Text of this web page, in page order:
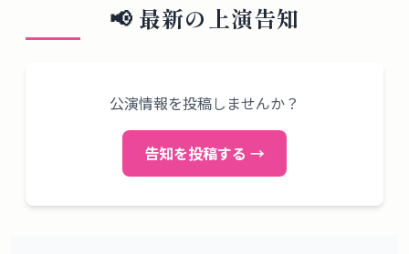
📢最新の上演告知
公演情報を投稿しませんか？
告知を投稿する →